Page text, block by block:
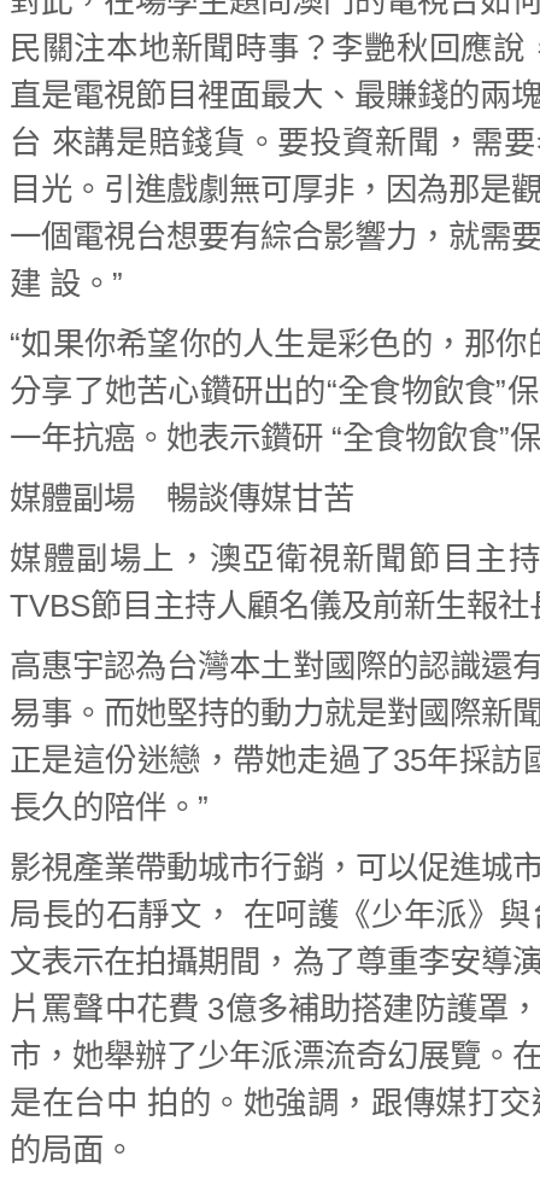
民關注本地新聞時事？李艷秋回應說
直是電視節目裡面最大、最賺錢的兩
台 來講是賠錢貨。要投資新聞，需
目光。引進戲劇無可厚非，因為那是
一個電視台想要有綜合影響力，就需
建 設。”
“如果你希望你的人生是彩色的，那
分享了她苦心鑽研出的“全食物飲食”
一年抗癌。她表示鑽研 “全食物飲食”
媒體副場 暢談傳媒甘苦
媒體副場上，澳亞衛視新聞節目主
TVBS節目主持人顧名儀及前新生報
高惠宇認為台灣本土對國際的認識還
易事。而她堅持的動力就是對國際新
正是這份迷戀，帶她走過了35年採訪
長久的陪伴。”
影視產業帶動城市行銷，可以促進城
局長的石靜文， 在呵護《少年派》
文表示在拍攝期間，為了尊重李安導
片罵聲中花費 3億多補助搭建防護罩
市，她舉辦了少年派漂流奇幻展覽。
是在台中 拍的。她強調，跟傳媒打
的局面。